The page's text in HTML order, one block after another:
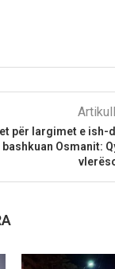
për largimet e ish-
bashkuan Osmanit: